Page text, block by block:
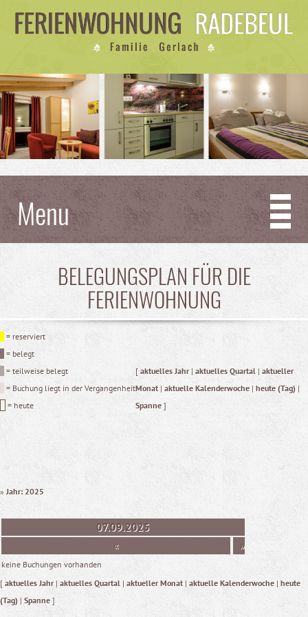
Menu
BELEGUNGSPLAN FÜR DIE
FERIENWOHNUNG
= reserviert
= belegt
= teilweise belegt
= Buchung liegt in der Vergangenheit
= heute
[ aktuelles Jahr| aktuelles Quartal | aktueller
Monat| aktuelle Kalenderwoche | heute (Tag) |
Spanne ]
» Jahr: 2025
07.09.2025
«
»
keine Buchungen vorhanden
[ aktuelles Jahr| aktuelles Quartal | aktueller Monat | aktuelle Kalenderwoche | heute
(Tag) | Spanne ]